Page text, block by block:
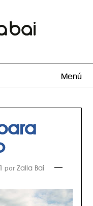
Menú
por Zalla Bai